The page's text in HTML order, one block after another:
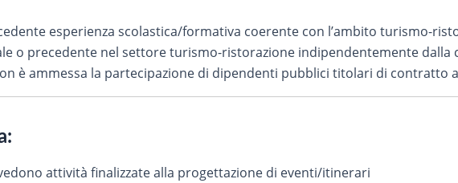
esperienza scolastica/formativa coerente con l’ambito turismo-
o precedente nel settore turismo-ristorazione indipendentemente dalla
è ammessa la partecipazione di dipendenti pubblici titolari di contratto
attività finalizzate alla progettazione di eventi/itinerari